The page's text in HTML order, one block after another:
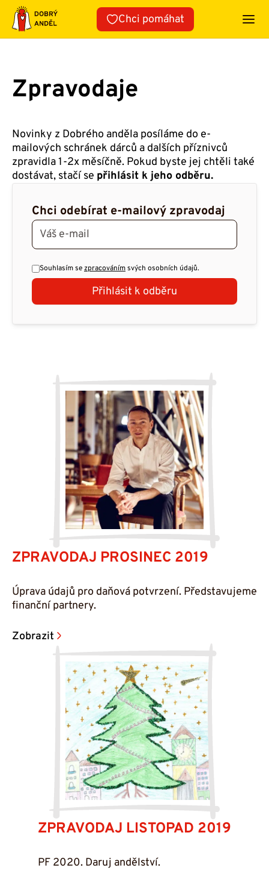
Přeskočit
obsah
Chci pomáhat
Zpravodaje
Novinky z Dobrého anděla posíláme do e-
mailových schránek dárců a dalších příznivců
zpravidla 1-2x měsíčně. Pokud byste jej chtěli také
dostávat, stačí se přihlásit k jeho odběru.
Chci odebírat e-mailový zpravodaj
Souhlasím sezpracovánímsvých osobních údajů.
Přihlásit k odběru
ZPRAVODAJ PROSINEC 2019
Úprava údajů pro daňová potvrzení. Představujeme
finanční partnery.
Zobrazit
ZPRAVODAJ LISTOPAD 2019
PF 2020. Daruj andělství.